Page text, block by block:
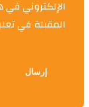
الإلكتروني في
المقبلة في